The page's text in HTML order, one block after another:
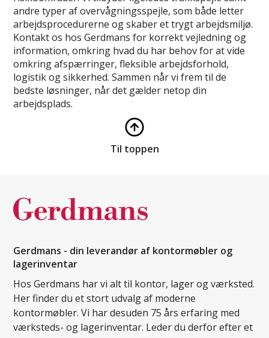
andre typer af overvågningsspejle, som både letter
arbejdsprocedurerne og skaber et trygt arbejdsmiljø.
Kontakt os hos Gerdmans for korrekt vejledning og
information, omkring hvad du har behov for at vide
omkring afspærringer, fleksible arbejdsforhold,
logistik og sikkerhed. Sammen når vi frem til de
bedste løsninger, når det gælder netop din
arbejdsplads.
Til toppen
Gerdmans - din leverandør af kontormøbler og
lagerinventar
Hos Gerdmans har vi alt til kontor, lager og værksted.
Her finder du et stort udvalg af moderne
kontormøbler. Vi har desuden 75 års erfaring med
værksteds- og lagerinventar. Leder du derfor efter et